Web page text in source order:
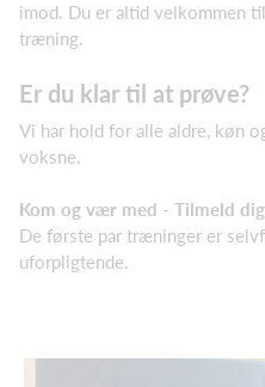
imod. Du er altid velkommen
træning.
Er du klar til at prøve?
Vi har hold for alle aldre, køn
voksne.
Kom og vær med - Tilmeld
De første par træninger er
uforpligtende.